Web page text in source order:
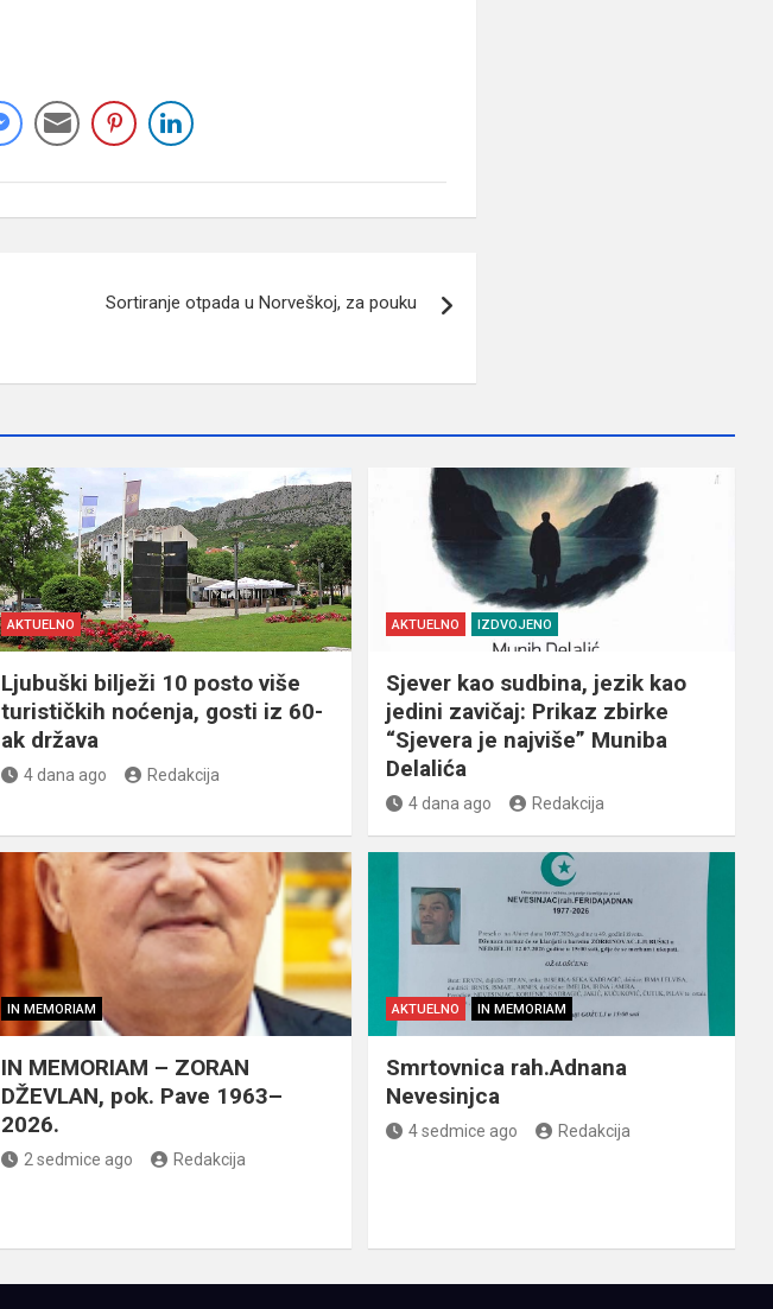
Sortiranje otpada u Norveškoj, za pouku
AKTUELNO
Ljubuški bilježi 10 posto više
turističkih noćenja, gosti iz 60-
ak država
4 dana ago Redakcija
AKTUELNO IZDVOJENO
Sjever kao sudbina, jezik kao
jedini zavičaj: Prikaz zbirke
“Sjevera je najviše” Muniba
Delalića
4 dana ago Redakcija
IN MEMORIAM
IN MEMORIAM – ZORAN
DŽEVLAN, pok. Pave 1963–
2026.
2 sedmice ago Redakcija
AKTUELNO IN MEMORIAM
Smrtovnica rah.Adnana
Nevesinjca
4 sedmice ago Redakcija